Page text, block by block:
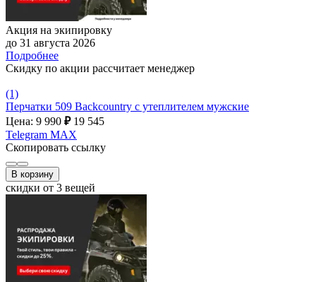
Акция на экипировку
до 31 августа 2026
Подробнее
Скидку по акции рассчитает менеджер
(1)
Перчатки 509 Backcountry с утеплителем мужские
Цена: 9 990 ₽ 19 545
Telegram MAX
Скопировать ссылку
В корзину
скидки от 3 вещей